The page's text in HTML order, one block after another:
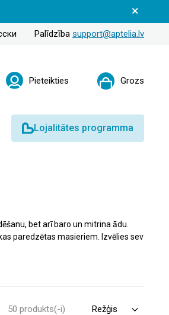
Palīdzība support@aptelia.lv
Pieteikties Grozs
Lojalitātes programma
bet arī baro un mitrina ādu.
paredzētas masieriem. Izvēlies sev
50 produkts(-i)